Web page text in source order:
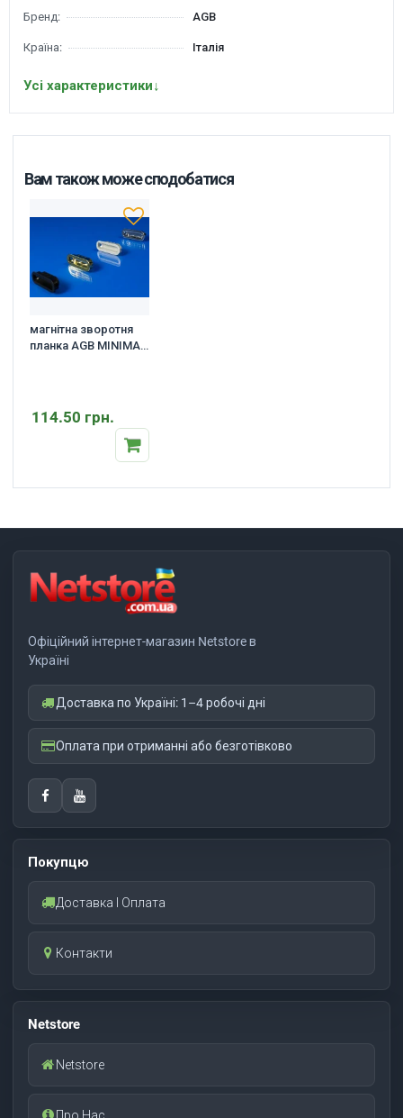
Бренд: AGB
Країна: Італія
Усі характеристики↓
Вам також може сподобатися
магнітна зворотня
планка AGB MINIMAL
114.50 грн.
Офіційний інтернет-магазин Netstore в
Україні
Доставка по Україні: 1–4 робочі дні
Оплата при отриманні або безготівково
Покупцю
Доставка І Оплата
Контакти
Netstore
Netstore